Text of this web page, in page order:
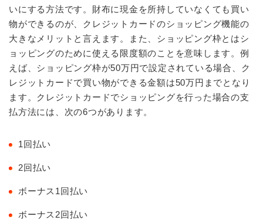
いにする方法です。財布に現金を所持していなくても買い
物ができるのが、クレジットカードのショッピング機能の
大きなメリットと言えます。また、ショッピング枠とはシ
ョッピングのために使える限度額のことを意味します。例
えば、ショッピング枠が50万円で設定されている場合、ク
レジットカードで買い物ができる金額は50万円までとなり
ます。クレジットカードでショッピングを行った場合の支
払方法には、次の6つがあります。
1回払い
2回払い
ボーナス1回払い
ボーナス2回払い